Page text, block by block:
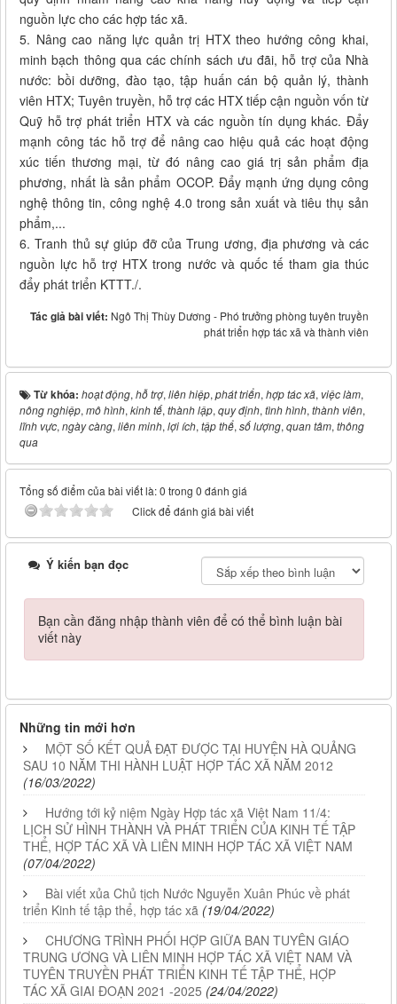
nguồn lực cho các hợp tác xã.
5. Nâng cao năng lực quản trị HTX theo hướng công khai,
minh bạch thông qua các chính sách ưu đãi, hỗ trợ của Nhà
nước: bồi dưỡng, đào tạo, tập huấn cán bộ quản lý, thành
viên HTX; Tuyên truyền, hỗ trợ các HTX tiếp cận nguồn vốn từ
Quỹ hỗ trợ phát triển HTX và các nguồn tín dụng khác. Đẩy
mạnh công tác hỗ trợ để nâng cao hiệu quả các hoạt động
xúc tiến thương mại, từ đó nâng cao giá trị sản phẩm địa
phương, nhất là sản phẩm OCOP. Đẩy mạnh ứng dụng công
nghệ thông tin, công nghệ 4.0 trong sản xuất và tiêu thụ sản
phẩm,...
6. Tranh thủ sự giúp đỡ của Trung ương, địa phương và các
nguồn lực hỗ trợ HTX trong nước và quốc tế tham gia thúc
đẩy phát triển KTTT./.
Tác giả bài viết: Ngô Thị Thùy Dương - Phó trưởng phòng tuyên truyền
phát triển hợp tác xã và thành viên
Từ khóa: hoạt động, hỗ trợ, liên hiệp, phát triển, hợp tác xã, việc làm,
nông nghiệp, mô hình, kinh tế, thành lập, quy định, tình hình, thành viên,
lĩnh vực, ngày càng, liên minh, lợi ích, tập thể, số lượng, quan tâm, thông
qua
Tổng số điểm của bài viết là: 0 trong 0 đánh giá
Click để đánh giá bài viết
Ý kiến bạn đọc
Bạn cần đăng nhập thành viên để có thể bình luận bài
viết này
Những tin mới hơn
MỘT SỐ KẾT QUẢ ĐẠT ĐƯỢC TẠI HUYỆN HÀ QUẢNG
SAU 10 NĂM THI HÀNH LUẬT HỢP TÁC XÃ NĂM 2012
(16/03/2022)
Hướng tới kỷ niệm Ngày Hợp tác xã Việt Nam 11/4:
LỊCH SỬ HÌNH THÀNH VÀ PHÁT TRIỂN CỦA KINH TẾ TẬP
THỂ, HỢP TÁC XÃ VÀ LIÊN MINH HỢP TÁC XÃ VIỆT NAM
(07/04/2022)
Bài viết xủa Chủ tịch Nước Nguyễn Xuân Phúc về phát
triển Kinh tế tập thể, hợp tác xã (19/04/2022)
CHƯƠNG TRÌNH PHỐI HỢP GIỮA BAN TUYÊN GIÁO
TRUNG ƯƠNG VÀ LIÊN MINH HỢP TÁC XÃ VIỆT NAM VÀ
TUYÊN TRUYỀN PHÁT TRIỂN KINH TẾ TẬP THỂ, HỢP
TÁC XÃ GIAI ĐOẠN 2021 -2025 (24/04/2022)